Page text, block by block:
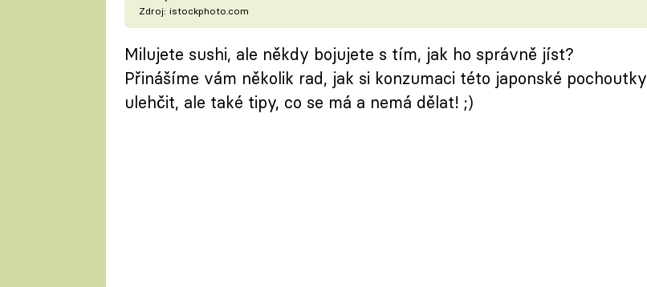
Zdroj: istockphoto.com
Milujete sushi, ale někdy bojujete s tím, jak ho správně jíst?
Přinášíme vám několik rad, jak si konzumaci této japonské pochoutky
ulehčit, ale také tipy, co se má a nemá dělat! ;)